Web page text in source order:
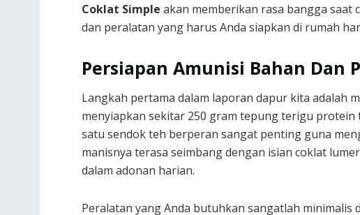
Coklat Simple akan memberikan rasa bangga saat
dan peralatan yang harus Anda siapkan di rumah
Persiapan Amunisi Bahan Dan
Langkah pertama dalam laporan dapur kita adalah
menyiapkan sekitar 250 gram tepung terigu
satu sendok teh berperan sangat penting guna
manisnya terasa seimbang dengan isian coklat
dalam adonan harian.
Peralatan yang Anda butuhkan sangatlah minimalis